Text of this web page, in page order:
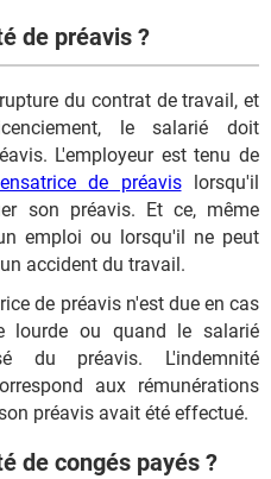
de préavis ?
du contrat de travail, et
le salarié doit
L'employeur est tenu de
de préavislorsqu'il
son préavis. Et ce, même
emploi ou lorsqu'il ne peut
accident du travail.
de préavis n'est due en cas
lourde ou quand le salarié
du préavis. L'indemnité
aux rémunérations
préavis avait été effectué.
de congés payés ?